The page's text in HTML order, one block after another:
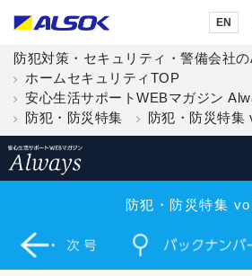
EN
防犯対策・セキュリティ・警備会社
ホームセキュリティTOP
安心生活サポートWEBマガジン
防犯・防災特集
防犯・防災特集
防犯・防災特集